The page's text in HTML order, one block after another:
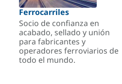
Ferrocarriles
Socio de confianza en
acabado, sellado y unión
para fabricantes y
operadores ferroviarios de
todo el mundo.